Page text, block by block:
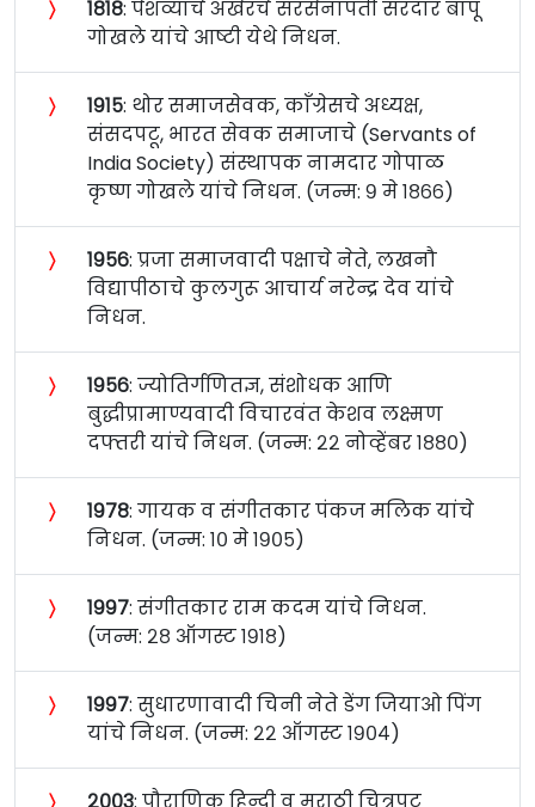
〉 १८१८: पेशव्यांचे अखेरचे सरसेनापती सरदार बापू
गोखले यांचे आष्टी येथे निधन.
〉 १९१५: थोर समाजसेवक, काँग्रेसचे अध्यक्ष,
संसदपटू, भारत सेवक समाजाचे (Servants of
India Society) संस्थापक नामदार गोपाळ
कृष्ण गोखले यांचे निधन. (जन्म: ९ मे १८६६)
〉 १९५६: प्रजा समाजवादी पक्षाचे नेते, लखनौ
विद्यापीठाचे कुलगुरू आचार्य नरेन्द्र देव यांचे
निधन.
〉 १९५६: ज्योतिर्गणितज्ञ, संशोधक आणि
बुद्धीप्रामाण्यवादी विचारवंत केशव लक्ष्मण
दफ्तरी यांचे निधन. (जन्म: २२ नोव्हेंबर १८८०)
〉 १९७८: गायक व संगीतकार पंकज मलिक यांचे
निधन. (जन्म: १० मे १९०५)
〉 १९९७: संगीतकार राम कदम यांचे निधन.
(जन्म: २८ ऑगस्ट १९१८)
〉 १९९७: सुधारणावादी चिनी नेते डेंग जियाओ पिंग
यांचे निधन. (जन्म: २२ ऑगस्ट १९०४)